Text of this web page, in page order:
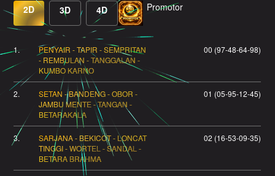
2D 3D 4D Promotor
1.
PENYAIR - TAPIR - SEMPRITAN
- REMBULAN - TANGGALAN -
KUMBO KARNO
00 (97-48-64-98)
2.
SETAN - BANDENG - OBOR -
JAMBU MENTE - TANGAN -
BETARAKALA
01 (05-95-12-45)
3.
SARJANA - BEKICOT - LONCAT
TINGGI - WORTEL - SANDAL -
BETARA BRAHMA
02 (16-53-09-35)